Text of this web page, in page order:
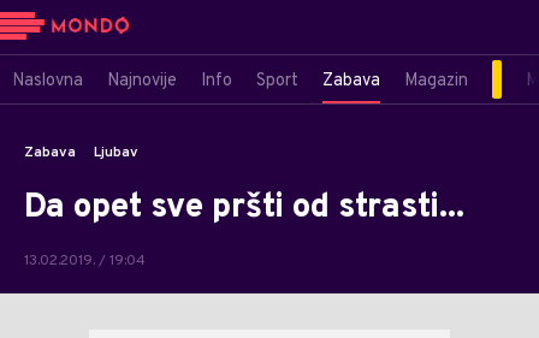
Naslovna Najnovije Info Sport Zabava Magazin
Zabava Ljubav
Da opet sve pršti od strasti...
13.02.2019. / 19:04